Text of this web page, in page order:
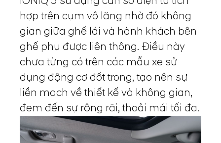
hợp trên cụm vô lăng nhờ đó không
gian giữa ghế lái và hành khách bên
ghế phụ được liên thông. Điều này
chưa từng có trên các mẫu xe sử
dụng động cơ đốt trong, tạo nên sự
liền mạch về thiết kế và không gian,
đem đến sự rộng rãi, thoải mái tối đa.